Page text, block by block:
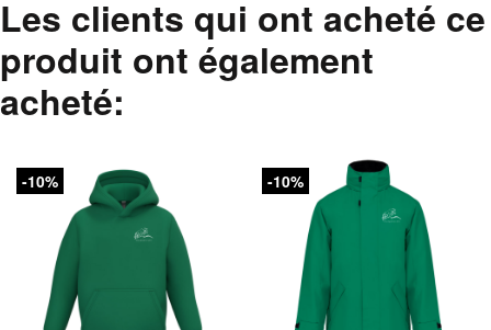
Les clients qui ont acheté ce
produit ont également
acheté:
-10% -10%